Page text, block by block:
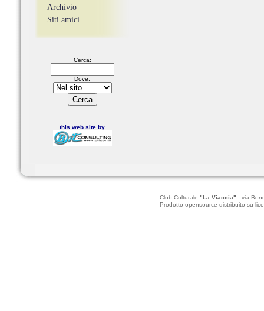
Archivio
Siti amici
Cerca:
Dove:
this web site by
Club Culturale "La Viaccia" - via
Prodotto opensource distribuito su